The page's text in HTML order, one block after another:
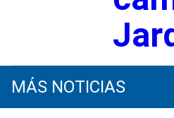
MÁS NOTICIAS